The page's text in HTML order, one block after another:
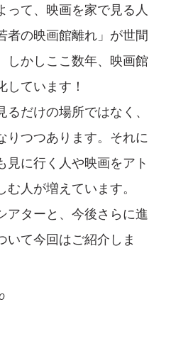
って、映画を家で見る人
者の映画館離れ」が世間
しかしここ数年、映画館
ています！
だけの場所ではなく、
りつつあります。それに
見に行く人や映画をアト
人が増えています。
アターと、今後さらに進
いて今回はご紹介しま